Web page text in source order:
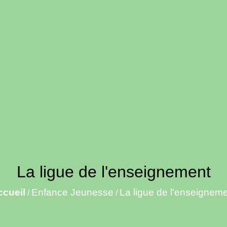
La ligue de l'enseignement
/ Enfance Jeunesse / La ligue de